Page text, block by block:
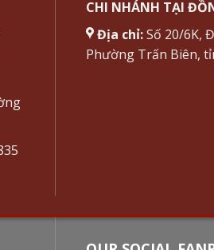
CHI NHÁNH TẠI
Địa chỉ:Số 20/6K,
Phường Trấn Biên,